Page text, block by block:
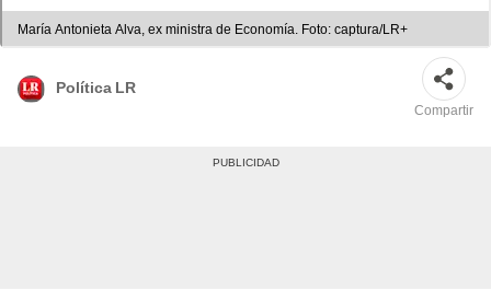
María Antonieta Alva, ex ministra de Economía. Foto: captura/LR+
Política LR
Compartir